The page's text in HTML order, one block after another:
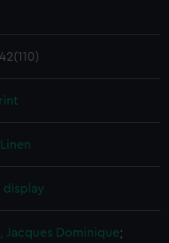
Linen
display
Jacques Dominique;